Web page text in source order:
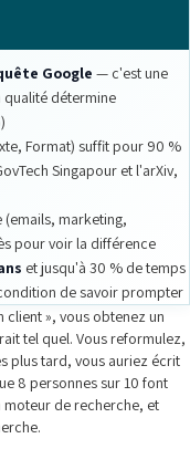
Google — c'est une
qualité détermine
Format) suffit pour 90 %
Singapour et l'arXiv,
(emails, marketing,
pour voir la différence
et jusqu'à 30 % de temps
de savoir prompter
client », vous obtenez un
tel quel. Vous reformulez,
plus tard, vous auriez écrit
8 personnes sur 10 font
moteur de recherche, et